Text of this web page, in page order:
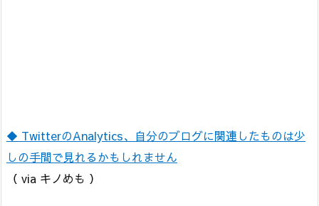
◆ TwitterのAnalytics、自分のブログに関連したものは少
しの手間で見れるかもしれません
（ via キノめも ）